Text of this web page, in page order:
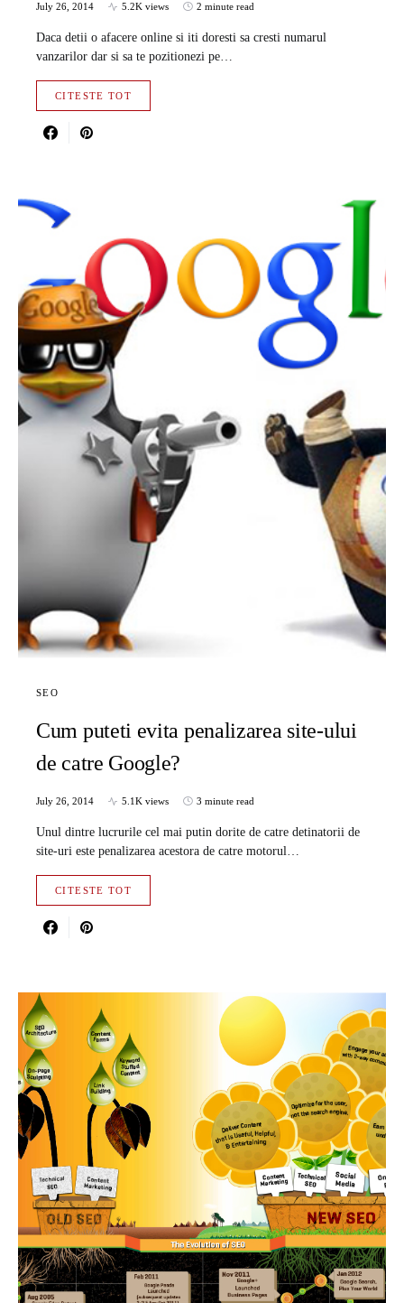
July 26, 2014 5.2K views 2 minute read
Daca detii o afacere online si iti doresti sa cresti numarul
vanzarilor dar si sa te pozitionezi pe…
CITESTE TOT
SEO
Cum puteti evita penalizarea site-ului
de catre Google?
July 26, 2014 5.1K views 3 minute read
Unul dintre lucrurile cel mai putin dorite de catre detinatorii de
site-uri este penalizarea acestora de catre motorul…
CITESTE TOT